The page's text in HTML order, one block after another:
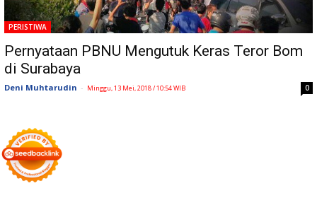
PERISTIWA
Pernyataan PBNU Mengutuk Keras Teror Bom
di Surabaya
Deni Muhtarudin - Minggu, 13 Mei, 2018 / 10:54 WIB 0